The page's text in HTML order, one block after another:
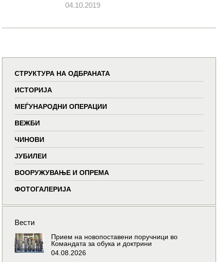
04.10.2019
СТРУКТУРА НА ОДБРАНАТА
ИСТОРИЈА
МЕЃУНАРОДНИ ОПЕРАЦИИ
ВЕЖБИ
ЧИНОВИ
ЈУБИЛЕИ
ВООРУЖУВАЊЕ И ОПРЕМА
ФОТОГАЛЕРИЈА
Вести
Прием на новопоставени поручници во
Командата за обука и доктрини
04.08.2026